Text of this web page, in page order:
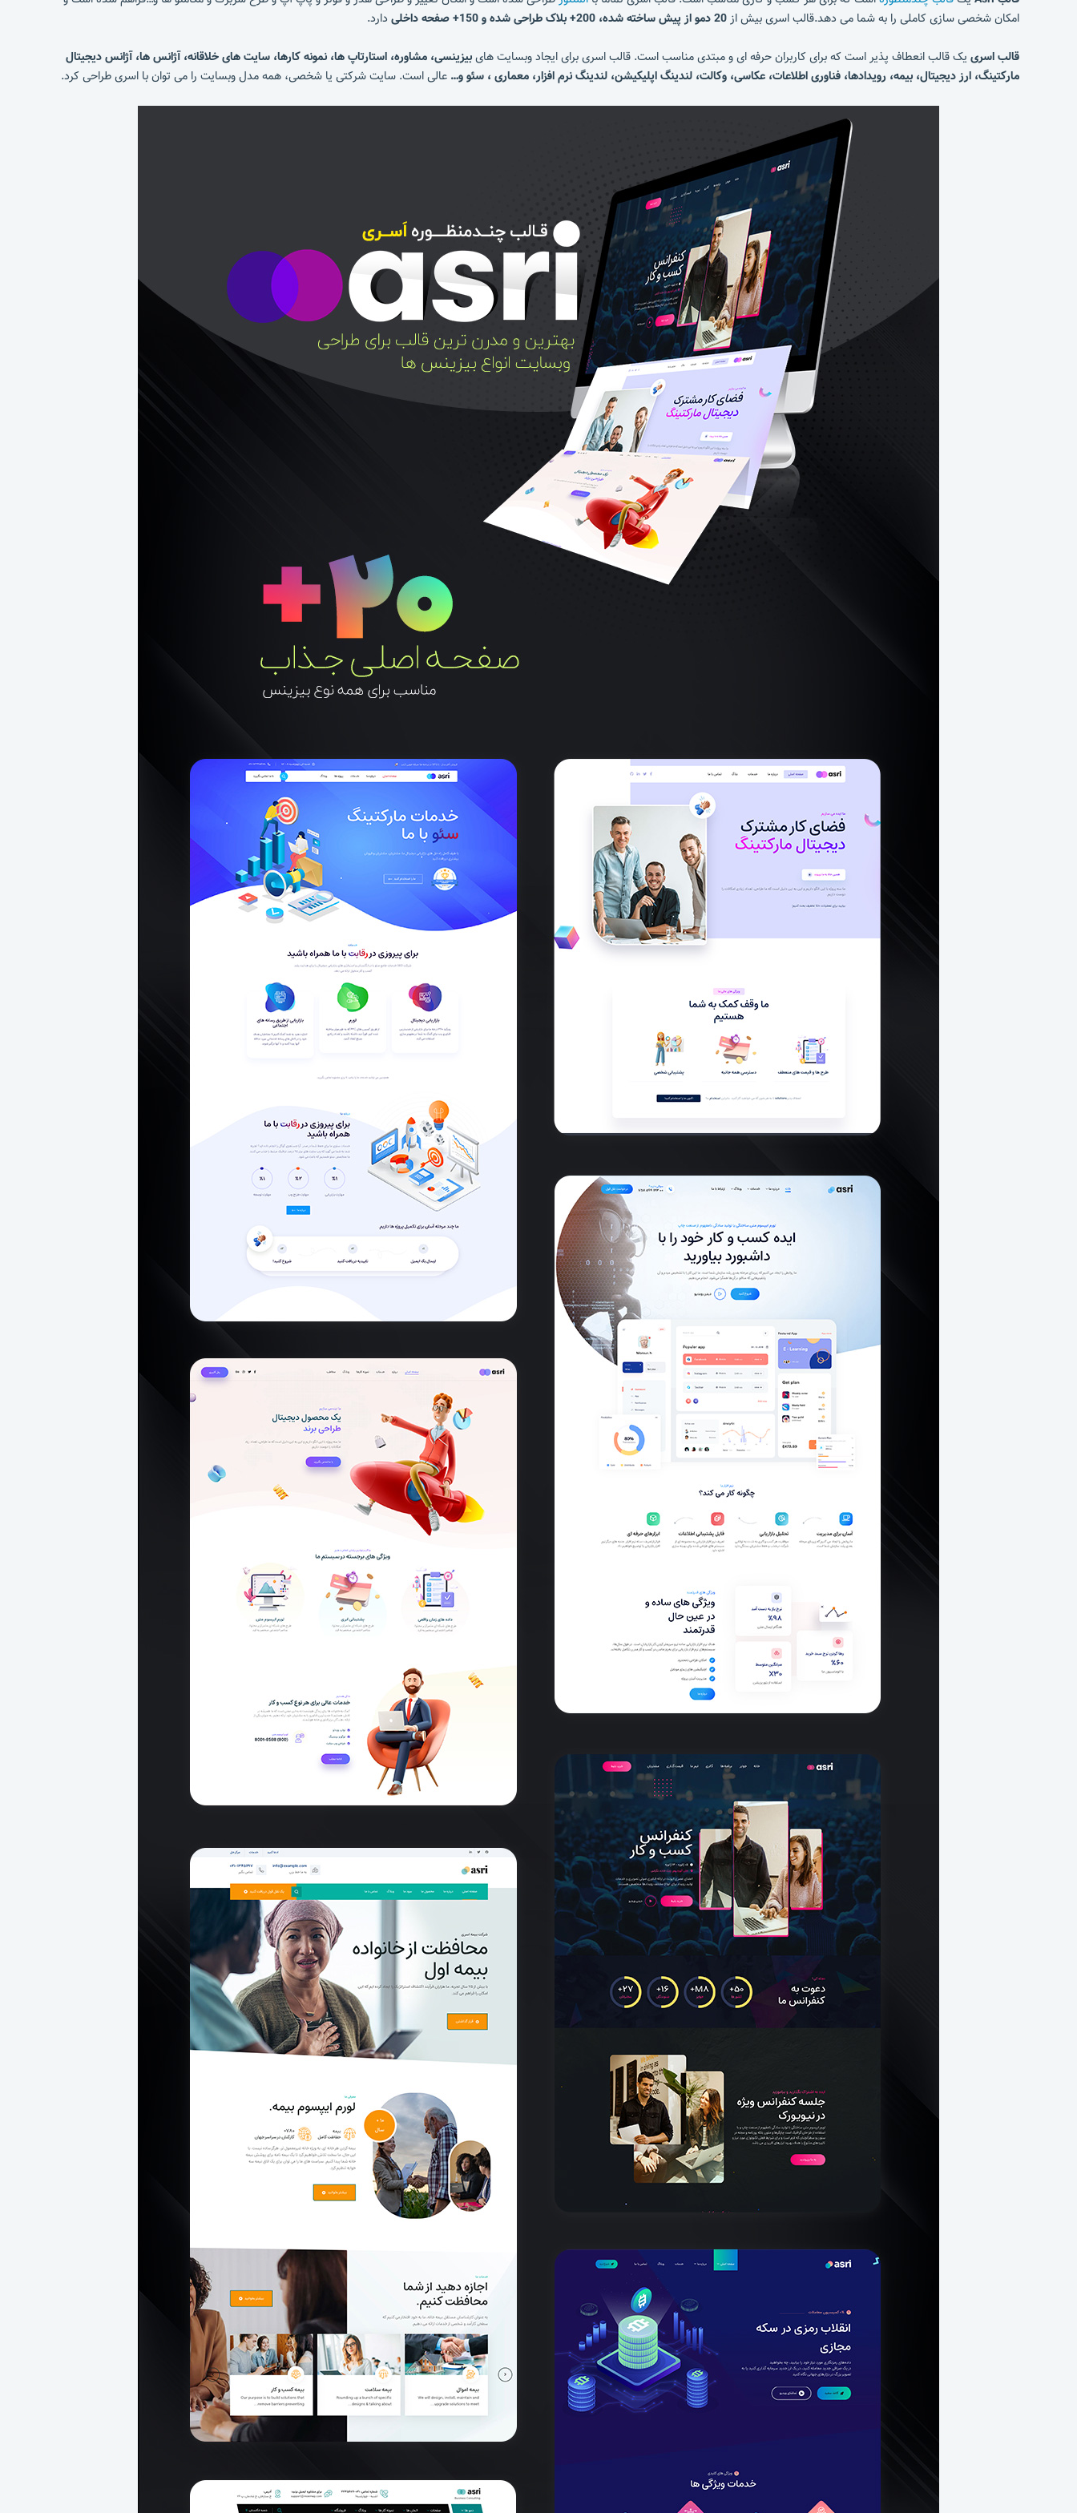
امکان شخصی سازی کاملی را به شما می دهد.قالب اسری بیش از 20 دمو از پیش ساخته شده، 200+ بلاک طراحی شده و 150+ صفحه داخلی دارد.
قالب اسری یک قالب انعطاف پذیر است که برای کاربران حرفه ای و مبتدی مناسب است. قالب اسری برای ایجاد وبسایت هایبیزینسی، مشاوره، استارتاپ ها، نمونه کارها، سایت های خلاقانه، آژانس ها، آژانس دیجیتال
مارکتینگ، ارز دیجیتال، بیمه، رویدادها، فناوری اطلاعات، عکاسی، وکالت، لندینگ اپلیکیشن، لندینگ نرم افزار، معماری ، سئو و… عالی است. سایت شرکتی یا شخصی، همه مدل وبسایت را می توان با اسری طراحی کرد.